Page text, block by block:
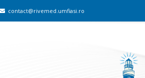
contact@rivemed.umfiasi.ro